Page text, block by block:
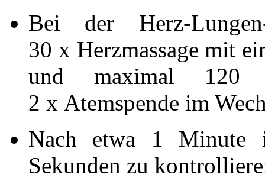
Bei der Herz-
30 x Herzmassage mit
und maximal 120
2 x Atemspende im
Nach etwa 1 Minute
Sekunden zu